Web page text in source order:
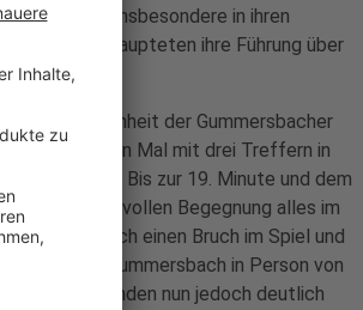
die Hand. Insbesondere in ihren
und behaupteten ihre Führung über
Überlegenheit der Gummersbacher
zum ersten Mal mit drei Treffern in
Sommer. Bis zur 19. Minute und dem
schwungvollen Begegnung alles im
jedoch einen Bruch im Spiel und
Anschluss Gummersbach in Person von
Essener standen nun jedoch deutlich